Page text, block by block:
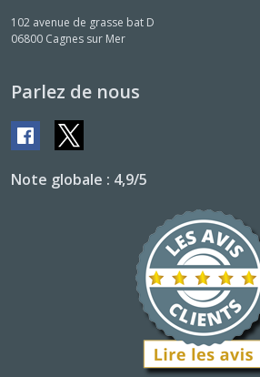
102 avenue de grasse bat D
06800 Cagnes sur Mer
Parlez de nous
Note globale : 4,9/5